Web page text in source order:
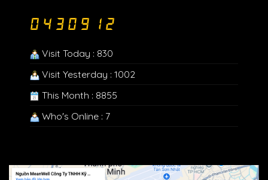
Visit Today : 830
Visit Yesterday : 1002
This Month : 8855
Who's Online : 7